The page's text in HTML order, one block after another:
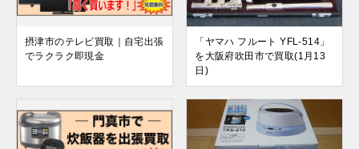
摂津市のテレビ買取｜自宅出張
でラクラク即現金
「ヤマハ フルート YFL-514」
を大阪府吹田市で買取(1月13
日)